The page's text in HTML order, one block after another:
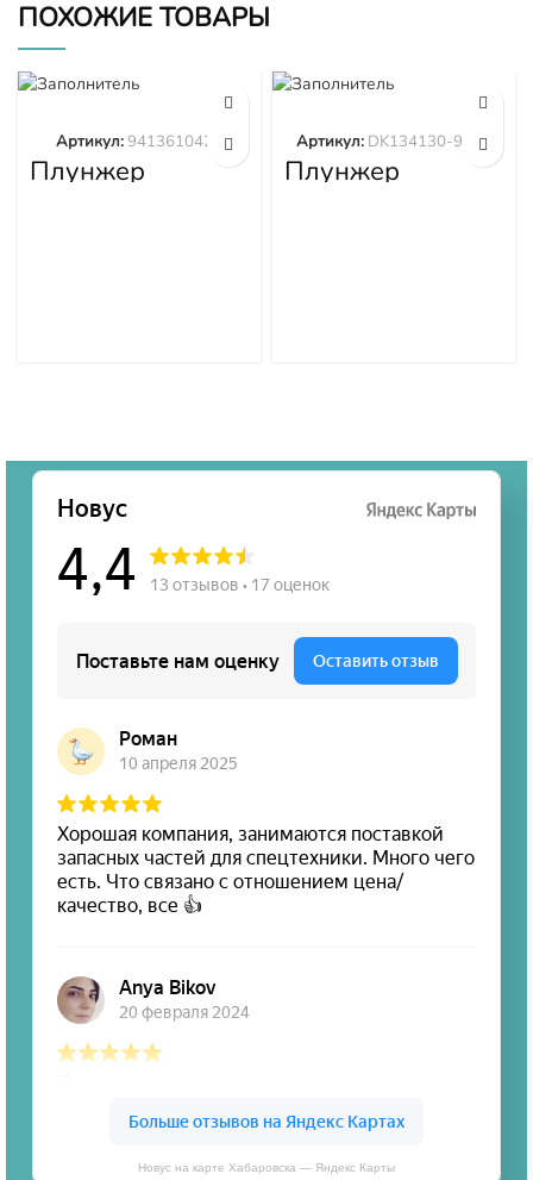
ПОХОЖИЕ ТОВАРЫ
Плунжер
9413610423
Артикул:9413610423
Плунжер
DK134130-9320
Артикул: DK134130-9320
Новус на карте Хабаровска — Яндекс Карты